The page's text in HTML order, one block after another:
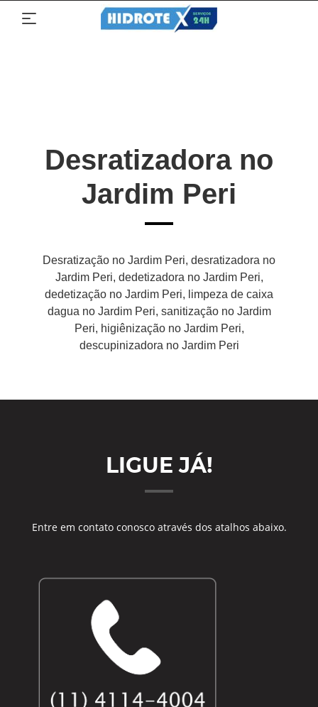
Desratizadora no
Jardim Peri
Desratização no Jardim Peri, desratizadora no
Jardim Peri, dedetizadora no Jardim Peri,
dedetização no Jardim Peri, limpeza de caixa
dagua no Jardim Peri, sanitização no Jardim
Peri, higiênização no Jardim Peri,
descupinizadora no Jardim Peri
LIGUE JÁ!
Entre em contato conosco através dos atalhos abaixo.